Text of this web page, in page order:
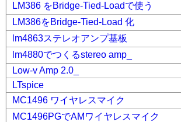
LM386 をBridge-Tied-Loadで使う
LM386をBridge-Tied-Load 化
lm4863ステレオアンプ基板
lm4880でつくるstereo amp_
Low-v Amp 2.0_
LTspice
MC1496 ワイヤレスマイク
MC1496PGでAMワイヤレスマイク